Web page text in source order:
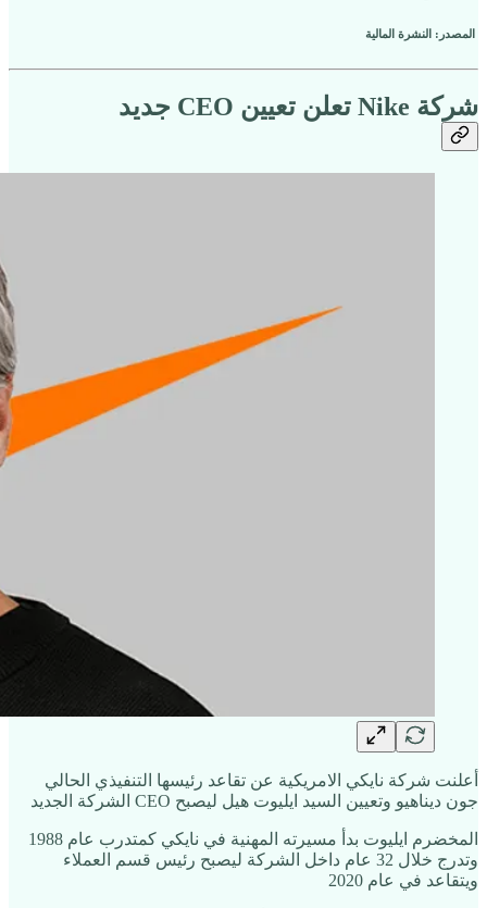
المصدر: النشرة المالية
شركة Nike تعلن تعيين CEO جديد
أعلنت شركة نايكي الامريكية عن تقاعد رئيسها التنفيذي الحالي
جون ديناهيو وتعيين السيد ايليوت هيل ليصبح CEO الشركة الجديد
المخضرم ايليوت بدأ مسيرته المهنية في نايكي كمتدرب عام 1988
وتدرج خلال 32 عام داخل الشركة ليصبح رئيس قسم العملاء
ويتقاعد في عام 2020